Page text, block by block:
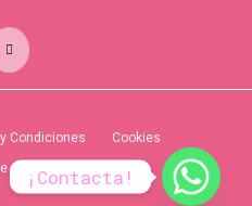
Condiciones
Cookies
privacidad
¡Contacta!